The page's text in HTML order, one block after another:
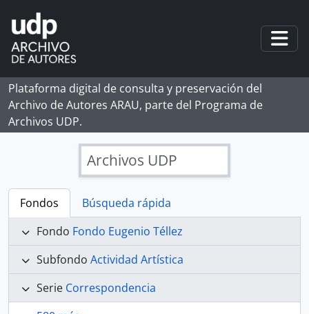
Skip to main content
Plataforma digital de consulta y preservación del
Archivo de Autores ARAU, parte del Programa de
Archivos UDP.
Archivos UDP
Fondos
Búsqueda rápida
Fondo Fondo Eugenio Téllez
Subfondo Actividad Artística
Serie Correspondencia